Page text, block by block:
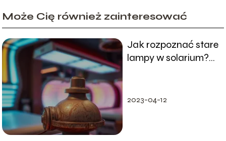
Może Cię również zainteresować
Jak rozpoznać stare
lampy w solarium?
2023-04-12